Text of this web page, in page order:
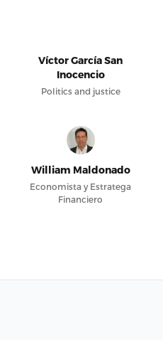
Víctor García San
Inocencio
Politics and justice
William Maldonado
Economista y Estratega
Financiero